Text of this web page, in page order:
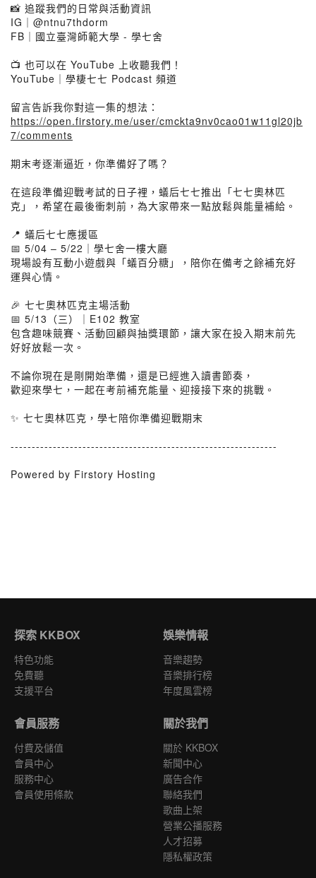
📸 追蹤我們的日常與活動資訊
IG｜@ntnu7thdorm
FB｜國立臺灣師範大學 - 學七舍
📺 也可以在 YouTube 上收聽我們！
YouTube｜學棲七七 Podcast 頻道
留言告訴我你對這一集的想法：
https://open.firstory.me/user/cmckta9nv0cao01w11gl20jb
7/comments
期末考逐漸逼近，你準備好了嗎？
在這段準備迎戰考試的日子裡，蟻后七七推出「七七奧林匹
克」，希望在最後衝刺前，為大家帶來一點放鬆與能量補給。
📍 蟻后七七應援區
📅 5/04 – 5/22｜學七舍一樓大廳
現場設有互動小遊戲與「蟻百分糖」，陪你在備考之餘補充好
運與心情。
🎉 七七奧林匹克主場活動
📅 5/13（三）｜E102 教室
包含趣味競賽、活動回顧與抽獎環節，讓大家在投入期末前先
好好放鬆一次。
不論你現在是剛開始準備，還是已經進入讀書節奏，
歡迎來學七，一起在考前補充能量、迎接接下來的挑戰。
✨ 七七奧林匹克，學七陪你準備迎戰期末
---------------------------------------------------------------
Powered by Firstory Hosting
探索 KKBOX
特色功能
免費聽
支援平台
娛樂情報
音樂趨勢
音樂排行榜
年度風雲榜
會員服務
付費及儲值
會員中心
服務中心
會員使用條款
關於我們
關於 KKBOX
新聞中心
廣告合作
聯絡我們
歌曲上架
營業公播服務
人才招募
隱私權政策